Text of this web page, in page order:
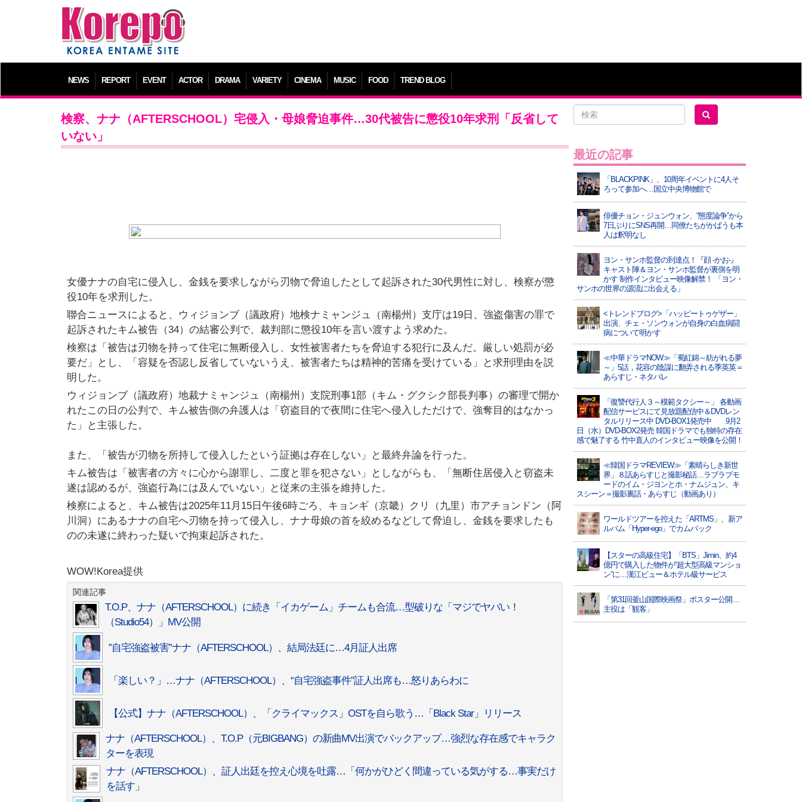
NEWS REPORT EVENT ACTOR DRAMA VARIETY CINEMA MUSIC FOOD TREND BLOG
検察、ナナ（AFTERSCHOOL）宅侵入・母娘脅迫事件…30代被告に懲役10年求刑「反省して
いない」
女優ナナの自宅に侵入し、金銭を要求しながら刃物で脅迫したとして起訴された30代男性に対し、検察が懲
役10年を求刑した。
聯合ニュースによると、ウィジョンブ（議政府）地検ナミャンジュ（南楊州）支庁は19日、強盗傷害の罪で
起訴されたキム被告（34）の結審公判で、裁判部に懲役10年を言い渡すよう求めた。
検察は「被告は刃物を持って住宅に無断侵入し、女性被害者たちを脅迫する犯行に及んだ。厳しい処罰が必
要だ」とし、「容疑を否認し反省していないうえ、被害者たちは精神的苦痛を受けている」と求刑理由を説
明した。
ウィジョンブ（議政府）地裁ナミャンジュ（南楊州）支院刑事1部（キム・グクシク部長判事）の審理で開か
れたこの日の公判で、キム被告側の弁護人は「窃盗目的で夜間に住宅へ侵入しただけで、強奪目的はなかっ
た」と主張した。
また、「被告が刃物を所持して侵入したという証拠は存在しない」と最終弁論を行った。
キム被告は「被害者の方々に心から謝罪し、二度と罪を犯さない」としながらも、「無断住居侵入と窃盗未
遂は認めるが、強盗行為には及んでいない」と従来の主張を維持した。
検察によると、キム被告は2025年11月15日午後6時ごろ、キョンギ（京畿）クリ（九里）市アチョンドン（阿
川洞）にあるナナの自宅へ刃物を持って侵入し、ナナ母娘の首を絞めるなどして脅迫し、金銭を要求したも
のの未遂に終わった疑いで拘束起訴された。
WOW!Korea提供
関連記事
T.O.P、ナナ（AFTERSCHOOL）に続き「イカゲーム」チームも合流…型破りな「マジでヤバい！
（Studio54）」MV公開
”自宅強盗被害”ナナ（AFTERSCHOOL）、結局法廷に…4月証人出席
「楽しい？」…ナナ（AFTERSCHOOL）、“自宅強盗事件”証人出席も…怒りあらわに
【公式】ナナ（AFTERSCHOOL）、「クライマックス」OSTを自ら歌う…「Black Star」リリース
ナナ（AFTERSCHOOL）、T.O.P（元BIGBANG）の新曲MV出演でバックアップ…強烈な存在感でキャラク
ターを表現
ナナ（AFTERSCHOOL）、証人出廷を控え心境を吐露…「何かがひどく間違っている気がする…事実だけ
を話す」
最近の記事
「BLACKPINK」、10周年イベントに4人そ
ろって参加へ…国立中央博物館で
俳優チョン・ジュンウォン、“態度論争”から
7日ぶりにSNS再開…同僚たちがかばうも本
人は釈明なし
ヨン・サンホ監督の到達点！『顔 -かお-』
キャスト陣＆ヨン・サンホ監督が裏側を明
かす 制作インタビュー映像解禁！ 「ヨン・
サンホの世界の源流に出会える」
<トレンドブログ>「ハッピートゥゲザー」
出演、チェ・ソンウォンが自身の白血病闘
病について明かす
≪中華ドラマNOW≫「蜀紅錦～紡がれる夢
～」5話，花容の陰謀に翻弄される季英英＝
あらすじ・ネタバレ
「復讐代行人３～模範タクシー～」 各動画
配信サービスにて見放題配信中＆DVDレン
タルリリース中 DVD-BOX1発売中 9月2
日（水）DVD-BOX2発売 韓国ドラマでも独特の存在
感で魅了する 竹中直人のインタビュー映像を公開！
≪韓国ドラマREVIEW≫「素晴らしき新世
界」８話あらすじと撮影秘話…ラブラブモ
ードのイム・ジヨンとホ・ナムジュン、キ
スシーン＝撮影裏話・あらすじ（動画あり）
ワールドツアーを控えた「ARTMS」、新ア
ルバム「Hyper-ego」でカムバック
【スターの高級住宅】「BTS」Jimin、約4
億円で購入した物件が“超大型高級マンショ
ン”に…漢江ビュー＆ホテル級サービス
「第31回釜山国際映画祭」ポスター公開…
主役は「観客」